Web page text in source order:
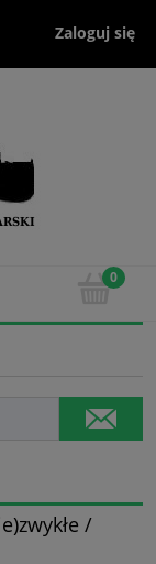
Zaloguj się
/